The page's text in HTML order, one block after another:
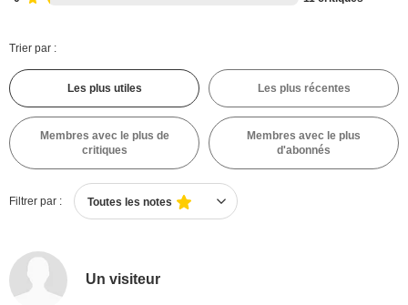
Trier par :
Les plus utiles Les plus récentes
Membres avec le plus de
critiques
Membres avec le plus
d'abonnés
Filtrer par : Toutes les notes
Un visiteur